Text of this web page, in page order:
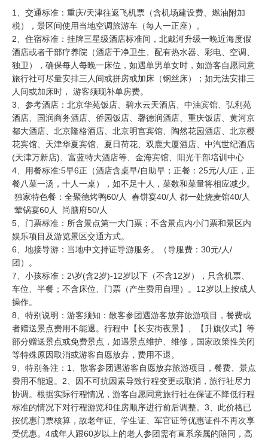
1、交通标准：重庆/天津往返飞机票（含机场建设费、燃油附加
税），景区间使用当地空调旅游车（每人一正座）。
2、住宿标准：挂牌三星级酒店标准间，北戴河升级一晚近海度假
酒店或者干部疗养院（酒店干净卫生、配有热水器、彩电、空调、
独卫），确保每人每晚一床位，如遇单男单女时，如游客自愿同意
旅行社可尽量安排三人间或拼房或加床（钢丝床）；如无法安排三
人间或加床时， 游客须现补单房费。
3、参考酒店：北京华苑饭店、碧水云天酒店、中油宾馆、弘利苑
酒店、国润商务酒店、侨园饭店、馨德润酒店、重庆饭店、黄河京
都大酒店、北京隆格酒店、北京明宫宾馆、陶然花园酒店、北京樱
花宾馆、天津华夏宾馆、夏日荷花、双鹿大厦酒店、中汽世纪酒店
(天津万新店)、富蓝特大酒店等、金海宾馆、阳光干部培训中心
4、用餐标准:5早6正（酒店含桌早/自助早；正餐：25元/人/正，正
餐八菜一汤，十人一桌），如不足十人，菜数和菜量将相应减少。
独家特色餐：全聚德烤鸭60/人 春饼宴40/人 都一处烧麦馆40/人
荤锅宴60人 尚膳府50/人
5、门票标准：所含景点第一大门票；不含景点内小门票和景区内
娱乐项目及游览景区交通方式。
6、地接导游：当地中文持证导游服务。（导服费：30元/人/
团）。
7、小孩标准：2\岁(含2岁)-12岁以下（不含12岁），只含机票、
车位、半餐；不含床位、门票（产生费用自理）。12岁以上按成人
操作。
8、特别说明：游客须知：散客参团遇游客放弃旅游项目，餐费或
者赠送景点费用不能退。行程中【长安街夜景】、【升旗仪式】等
部分赠送景点或免费景点，如遇景点维护、维修，国家政策性关闭
等特殊原因取消或游客自愿放弃，费用不退。
9、特别备注：1、散客参团遇游客自愿放弃旅游项目，餐费、景点
费用不能退。2、因不可抗因素导致行程变更或取消，旅行社尽力
协调。根据实际行程情况，游客自愿同意旅行社在保证不降低行程
标准的情况下对行程游览和住房顺序进行前后调整。3、此价格已
按优惠门票核算，故老年证、学生证、军官证等优惠证件不再次享
受优惠。4成年人跟60岁以上的老人参团需有直系亲属的陪同，高